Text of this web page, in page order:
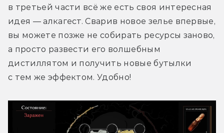
в третьей части всё же есть своя интересная
идея — алкагест. Сварив новое зелье впервые,
вы можете позже не собирать ресурсы заново,
а просто развести его волшебным
дистиллятом и получить новые бутылки
с тем же эффектом. Удобно!